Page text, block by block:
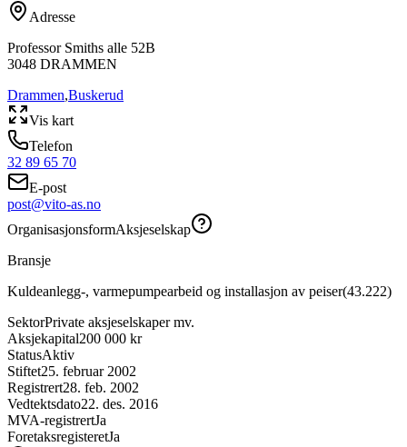
Adresse
Professor Smiths alle 52B
3048 DRAMMEN
Drammen,Buskerud
Vis kart
Telefon
32 89 65 70
E-post
post@vito-as.no
OrganisasjonsformAksjeselskap
Bransje
Kuldeanlegg-, varmepumpearbeid og installasjon av peiser(43.222)
SektorPrivate aksjeselskaper mv.
Aksjekapital200 000 kr
StatusAktiv
Stiftet25. februar 2002
Registrert28. feb. 2002
Vedtektsdato22. des. 2016
MVA-registrertJa
ForetaksregisteretJa